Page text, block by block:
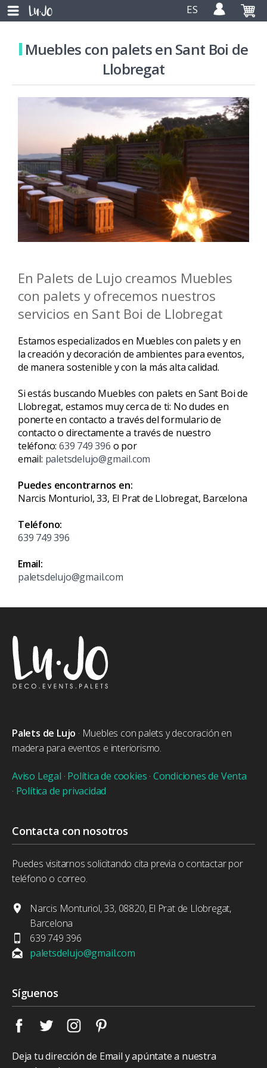
ES
Muebles con palets en Sant Boi de
Llobregat
En Palets de Lujo creamos Muebles
con palets y ofrecemos nuestros
servicios en Sant Boi de Llobregat
Estamos especializados en Muebles con palets y en
la creación y decoración de ambientes para eventos,
de manera sostenible y con la más alta calidad.
Si estás buscando Muebles con palets en Sant Boi de
Llobregat, estamos muy cerca de ti: No dudes en
ponerte en contacto a través del formulario de
contacto o directamente a través de nuestro
teléfono: 639 749 396 o por
email: paletsdelujo@gmail.com
Puedes encontrarnos en:
Narcis Monturiol, 33, El Prat de Llobregat, Barcelona
Teléfono:
639 749 396
Email:
paletsdelujo@gmail.com
Palets de Lujo · Muebles con palets y decoración en
madera para eventos e interiorismo.
Aviso Legal · Política de cookies · Condiciones de Venta
· Política de privacidad
Contacta con nosotros
Puedes visitarnos solicitando cita previa o contactar por
teléfono o correo.
Narcis Monturiol, 33, 08820, El Prat de Llobregat,
Barcelona
639 749 396
paletsdelujo@gmail.com
Síguenos
Deja tu dirección de Email y apúntate a nuestra